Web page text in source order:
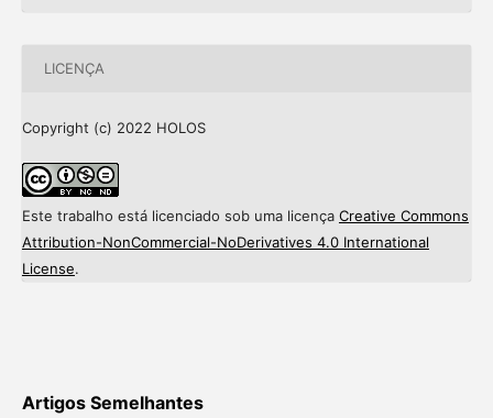
LICENÇA
Copyright (c) 2022 HOLOS
Este trabalho está licenciado sob uma licença Creative Commons
Attribution-NonCommercial-NoDerivatives 4.0 International
License.
Artigos Semelhantes